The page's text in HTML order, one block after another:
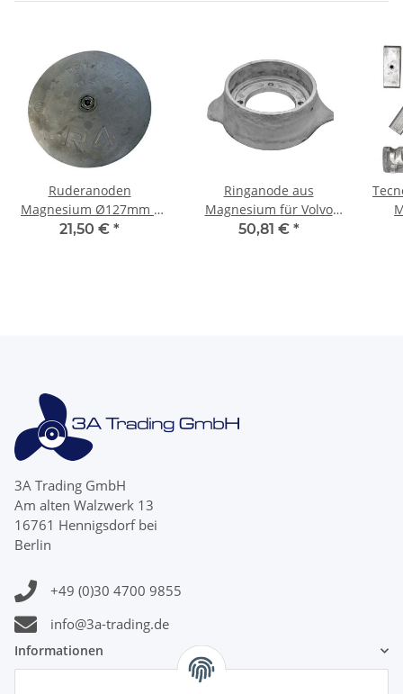
Ruderanoden
Magnesium Ø127mm /
Paar mit Schraube
21,50 € *
Ringanode aus
Magnesium für Volvo
Penta Sail Drive 110
50,81 € *
3A Trading GmbH
Am alten Walzwerk 13
16761 Hennigsdorf bei
Berlin
+49 (0)30 4700 9855
info@3a-trading.de
Informationen